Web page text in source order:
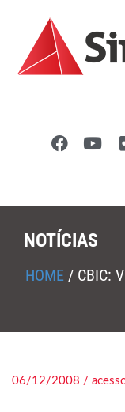
NOTÍCIAS
HOME / CBIC:
06/12/2008 /